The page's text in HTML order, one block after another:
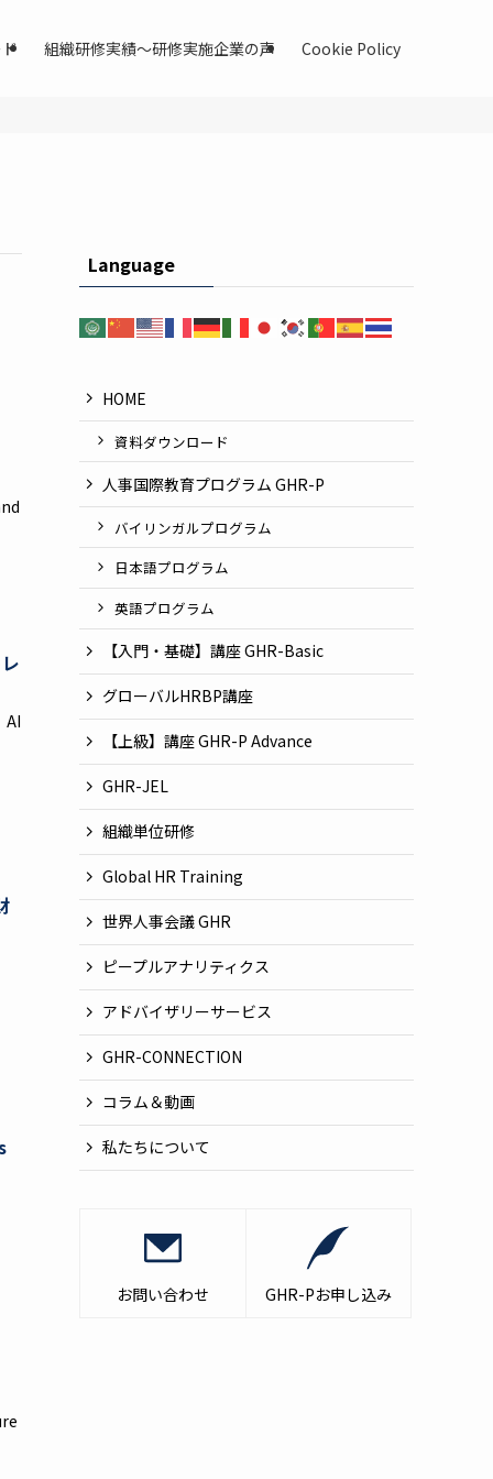
組織研修実績〜研修実施企業の声 Cookie Policy
AI
Language
HOME
資料ダウンロード
人事国際教育プログラム GHR-P
バイリンガルプログラム
日本語プログラム
英語プログラム
【入門・基礎】講座 GHR-Basic
グローバルHRBP講座
【上級】講座 GHR-P Advance
GHR-JEL
組織単位研修
Global HR Training
世界人事会議 GHR
ピープルアナリティクス
アドバイザリーサービス
GHR-CONNECTION
コラム＆動画
私たちについて
お問い合わせ GHR-Pお申し込み